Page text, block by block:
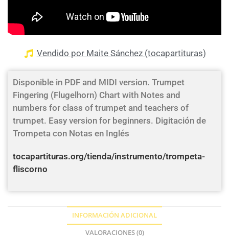
Vendido por Maite Sánchez (tocapartituras)
Disponible in PDF and MIDI version. Trumpet
Fingering (Flugelhorn) Chart with Notes and
numbers for class of trumpet and teachers of
trumpet. Easy version for beginners. Digitación de
Trompeta con Notas en Inglés
tocapartituras.org/tienda/instrumento/trompeta-
fliscorno
INFORMACIÓN ADICIONAL
VALORACIONES (0)